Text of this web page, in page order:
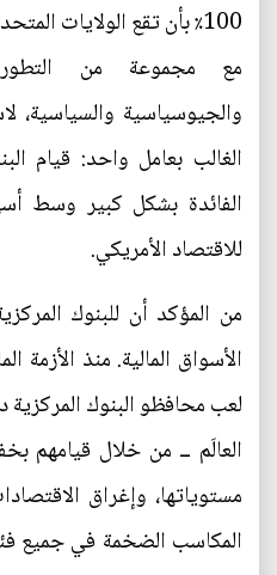
100٪ بأن تقع الولايات
مع مجموعة من
والجيوسياسية والسياسية،
الغالب بعامل واحد: قيام
الفائدة بشكل كبير وسط
للاقتصاد الأمريكي.
من المؤكد أن للبنوك
لعب محافظو البنوك
العالَم ــ من خلال قيامهم
مستوياتها، وإغراق
المكاسب الضخمة في جميع